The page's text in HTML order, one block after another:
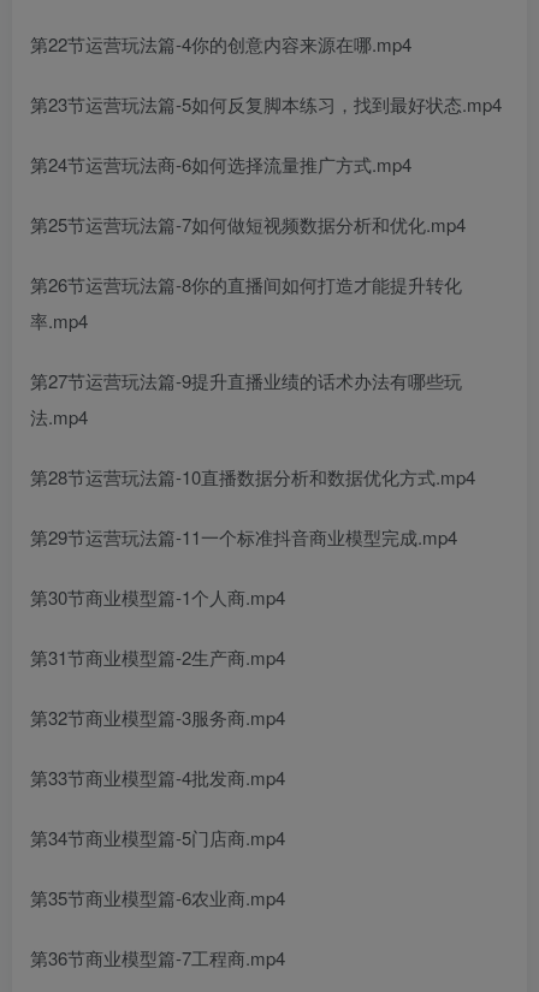
第22节运营玩法篇-4你的创意内容来源在哪.mp4
第23节运营玩法篇-5如何反复脚本练习，找到最好状态.mp4
第24节运营玩法商-6如何选择流量推广方式.mp4
第25节运营玩法篇-7如何做短视频数据分析和优化.mp4
第26节运营玩法篇-8你的直播间如何打造才能提升转化
率.mp4
第27节运营玩法篇-9提升直播业绩的话术办法有哪些玩
法.mp4
第28节运营玩法篇-10直播数据分析和数据优化方式.mp4
第29节运营玩法篇-11一个标准抖音商业模型完成.mp4
第30节商业模型篇-1个人商.mp4
第31节商业模型篇-2生产商.mp4
第32节商业模型篇-3服务商.mp4
第33节商业模型篇-4批发商.mp4
第34节商业模型篇-5门店商.mp4
第35节商业模型篇-6农业商.mp4
第36节商业模型篇-7工程商.mp4